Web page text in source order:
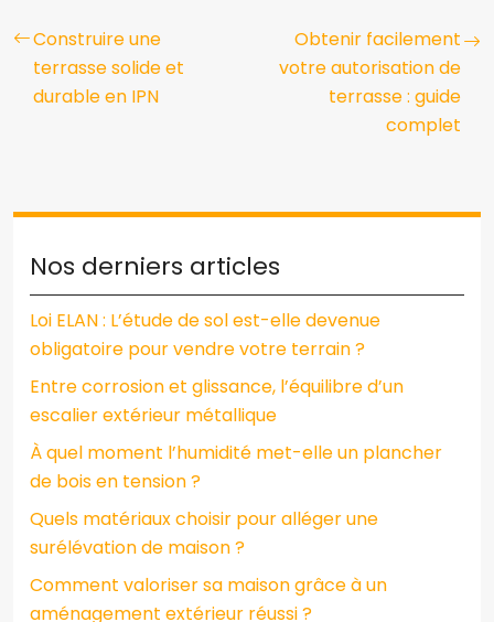
Construire une
terrasse solide et
durable en IPN
Obtenir facilement
votre autorisation de
terrasse : guide
complet
Nos derniers articles
Loi ELAN : L’étude de sol est-elle devenue
obligatoire pour vendre votre terrain ?
Entre corrosion et glissance, l’équilibre d’un
escalier extérieur métallique
À quel moment l’humidité met-elle un plancher
de bois en tension ?
Quels matériaux choisir pour alléger une
surélévation de maison ?
Comment valoriser sa maison grâce à un
aménagement extérieur réussi ?